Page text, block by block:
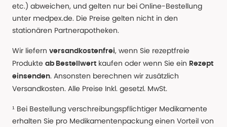
etc.) abweichen, und gelten nur bei Online-Bestellung
unter medpex.de. Die Preise gelten nicht in den
stationären Partnerapotheken.
Wir liefern versandkostenfrei, wenn Sie rezeptfreie
Produkte ab Bestellwert kaufen oder wenn Sie ein Rezept
einsenden. Ansonsten berechnen wir zusätzlich
Versandkosten. Alle Preise Inkl. gesetzl. MwSt.
¹ Bei Bestellung verschreibungspflichtiger Medikamente
erhalten Sie pro Medikamentenpackung einen Vorteil von